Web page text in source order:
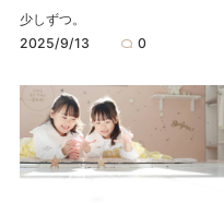
少しずつ。
2025/9/13
0